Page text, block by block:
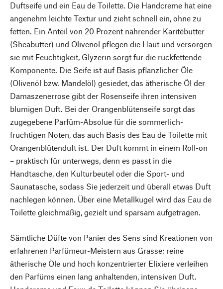
Duftseife und ein Eau de Toilette. Die Handcreme hat eine
angenehm leichte Textur und zieht schnell ein, ohne zu
fetten. Ein Anteil von 20 Prozent nährender Karitébutter
(Sheabutter) und Olivenöl pflegen die Haut und versorgen
sie mit Feuchtigkeit, Glyzerin sorgt für die rückfettende
Komponente. Die Seife ist auf Basis pflanzlicher Öle
(Olivenöl bzw. Mandelöl) gesiedet, das ätherische Öl der
Damaszenerrose gibt der Rosenseife ihren intensiven
blumigen Duft. Bei der Orangenblütenseife sorgt das
zugegebene Parfüm-Absolue für die sommerlich-
fruchtigen Noten, das auch Basis des Eau de Toilette mit
Orangenblütenduft ist. Der Duft kommt in einem Roll-on
– praktisch für unterwegs, denn es passt in die
Handtasche, den Kulturbeutel oder die Sport- und
Saunatasche, sodass Sie jederzeit und überall etwas Duft
nachlegen können. Über eine Metallkugel wird das Eau de
Toilette gleichmäßig, gezielt und sparsam aufgetragen.
Sämtliche Düfte von Panier des Sens sind Kreationen von
erfahrenen Parfümeur-Meistern aus Grasse; reine
ätherische Öle und hoch konzentrierter Elixiere verleihen
den Parfüms einen lang anhaltenden, intensiven Duft.